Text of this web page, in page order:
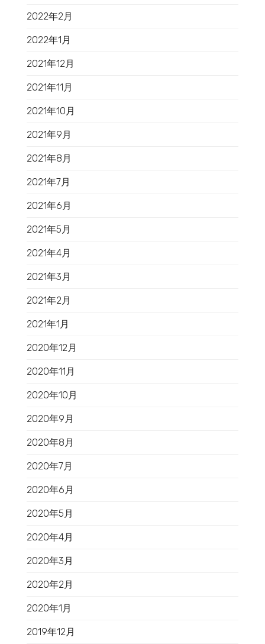
2022年2月
2022年1月
2021年12月
2021年11月
2021年10月
2021年9月
2021年8月
2021年7月
2021年6月
2021年5月
2021年4月
2021年3月
2021年2月
2021年1月
2020年12月
2020年11月
2020年10月
2020年9月
2020年8月
2020年7月
2020年6月
2020年5月
2020年4月
2020年3月
2020年2月
2020年1月
2019年12月